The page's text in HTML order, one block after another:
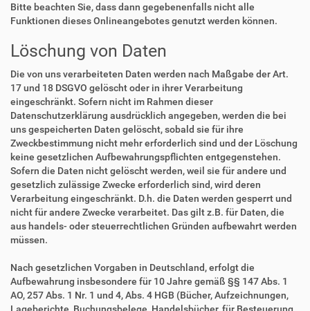
Bitte beachten Sie, dass dann gegebenenfalls nicht alle
Funktionen dieses Onlineangebotes genutzt werden können.
Löschung von Daten
Die von uns verarbeiteten Daten werden nach Maßgabe der Art.
17 und 18 DSGVO gelöscht oder in ihrer Verarbeitung
eingeschränkt. Sofern nicht im Rahmen dieser
Datenschutzerklärung ausdrücklich angegeben, werden die bei
uns gespeicherten Daten gelöscht, sobald sie für ihre
Zweckbestimmung nicht mehr erforderlich sind und der Löschung
keine gesetzlichen Aufbewahrungspflichten entgegenstehen.
Sofern die Daten nicht gelöscht werden, weil sie für andere und
gesetzlich zulässige Zwecke erforderlich sind, wird deren
Verarbeitung eingeschränkt. D.h. die Daten werden gesperrt und
nicht für andere Zwecke verarbeitet. Das gilt z.B. für Daten, die
aus handels- oder steuerrechtlichen Gründen aufbewahrt werden
müssen.
Nach gesetzlichen Vorgaben in Deutschland, erfolgt die
Aufbewahrung insbesondere für 10 Jahre gemäß §§ 147 Abs. 1
AO, 257 Abs. 1 Nr. 1 und 4, Abs. 4 HGB (Bücher, Aufzeichnungen,